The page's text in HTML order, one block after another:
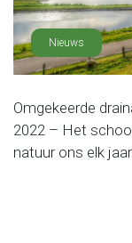
Nieuws
Omgekeerde
2022 – Het
natuur ons elk